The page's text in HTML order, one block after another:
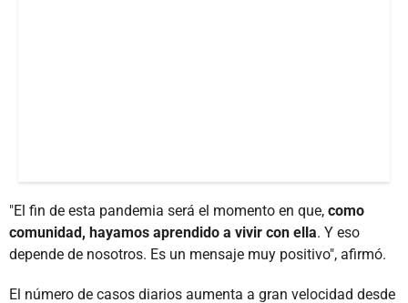
"El fin de esta pandemia será el momento en que, como
comunidad, hayamos aprendido a vivir con ella. Y eso
depende de nosotros. Es un mensaje muy positivo", afirmó.
El número de casos diarios aumenta a gran velocidad desde